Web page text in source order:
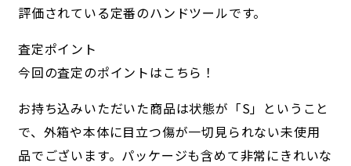
評価されている定番のハンドツールです。
査定ポイント
今回の査定のポイントはこちら！
お持ち込みいただいた商品は状態が「S」ということ
で、外箱や本体に目立つ傷が一切見られない未使用
品でございます。パッケージも含めて非常にきれいな